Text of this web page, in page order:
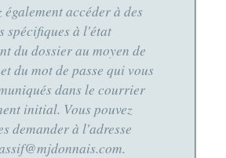
également accéder à des
spécifiques à l'état
du dossier au moyen de
du mot de passe qui vous
dans le courrier
initial. Vous pouvez
demander à l'adresse